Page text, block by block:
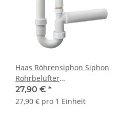
Haas Röhrensiphon Siphon
Rohrbelüfter
Geräteanschluss
Spülesiphon DN40 1 1/2"
27,90 € *
27,90 € pro 1 Einheit